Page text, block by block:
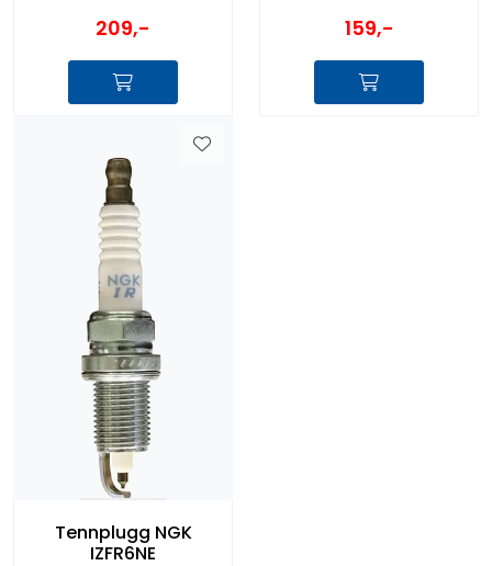
209,- 159,-
Tennplugg NGK
IZFR6NE